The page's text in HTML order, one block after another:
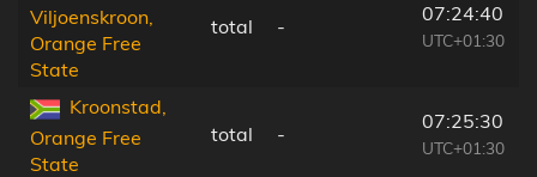
Viljoenskroon,
Orange Free
State
total -
07:24:40
UTC+01:30
Kroonstad,
Orange Free
State
total -
07:25:30
UTC+01:30